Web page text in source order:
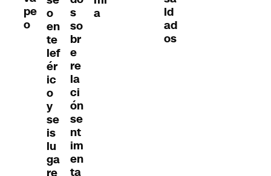
pe
o
o
en
te
lef
ér
ic
o
y
se
is
lu
ga
s
so
br
e
re
la
ci
ón
se
nt
im
en
ta
a
ld
ad
os